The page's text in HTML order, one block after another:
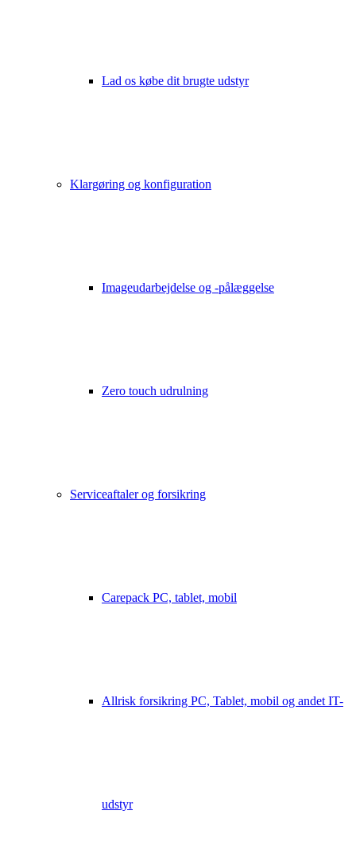
Lad os købe dit brugte udstyr
Klargøring og konfiguration
Imageudarbejdelse og -pålæggelse
Zero touch udrulning
Serviceaftaler og forsikring
Carepack PC, tablet, mobil
Allrisk forsikring PC, Tablet, mobil og andet IT-
udstyr